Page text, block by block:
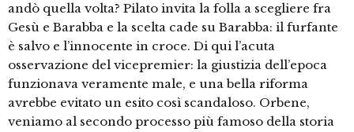
andò quella volta? Pilato invita la folla a scegliere fra
Gesù e Barabba e la scelta cade su Barabba: il furfante
è salvo e l’innocente in croce. Di qui l’acuta
osservazione del vicepremier: la giustizia dell’epoca
funzionava veramente male, e una bella riforma
avrebbe evitato un esito così scandaloso. Orbene,
veniamo al secondo processo più famoso della storia